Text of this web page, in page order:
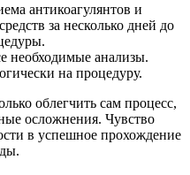
антикоагулянтов и
за несколько дней до
необходимые анализы.
на процедуру.
облегчить сам процесс,
осложнения. Чувство
в успешное прохождение